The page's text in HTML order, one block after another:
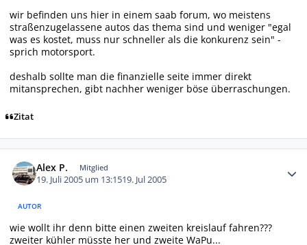
wir befinden uns hier in einem saab forum, wo meistens
straßenzugelassene autos das thema sind und weniger "egal
was es kostet, muss nur schneller als die konkurenz sein" -
sprich motorsport.
deshalb sollte man die finanzielle seite immer direkt
mitansprechen, gibt nachher weniger böse überraschungen.
Zitat
Alex P. Mitglied
19. Juli 2005 um 13:1519. Jul 2005
AUTOR
wie wollt ihr denn bitte einen zweiten kreislauf fahren???
zweiter kühler müsste her und zweite WaPu...